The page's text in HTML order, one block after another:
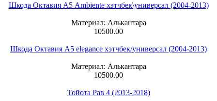
Шкода Октавия А5 Ambiente хэтчбек\универсал (2004-2013)
Материал: Алькантара
10500.00
Шкода Октавия А5 elegance хэтчбек/универсал (2004-2013)
Материал: Алькантара
10500.00
Тойота Рав 4 (2013-2018)